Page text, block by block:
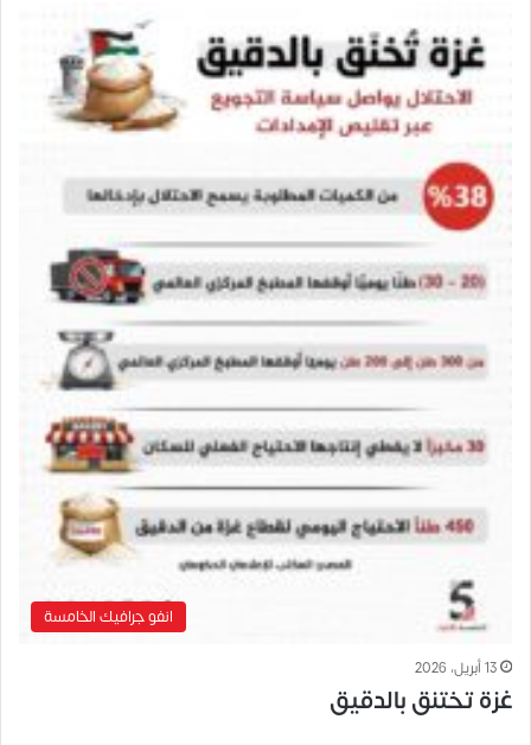
انفو جرافيك الخامسة
13 أبريل، 2026
غزة تختنق بالدقيق